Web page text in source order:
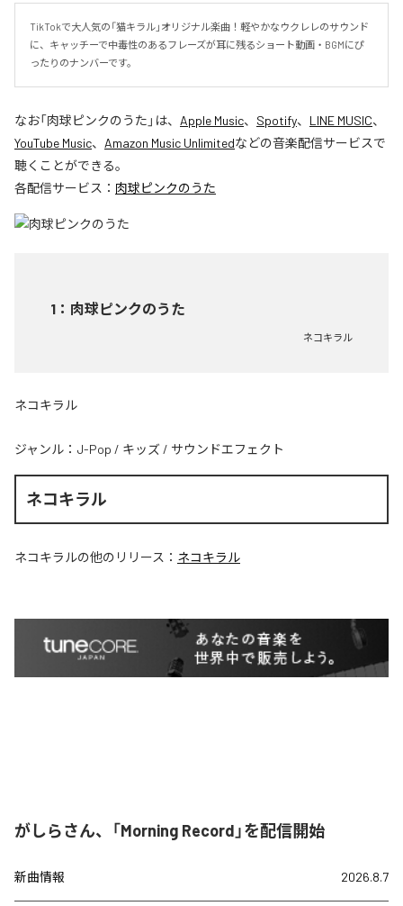
TikTokで大人気の「猫キラル」オリジナル楽曲！軽やかなウクレレのサウンド
に、キャッチーで中毒性のあるフレーズが耳に残るショート動画・BGMにぴ
ったりのナンバーです。
なお「肉球ピンクのうた 」は、 Apple Music、 Spotify、 LINE MUSIC、
YouTube Music、 Amazon Music Unlimitedなどの音楽配信サービスで
聴くことができる。
各配信サービス： 肉球ピンクのうた
1 ： 肉球ピンクのうた
ネコキラル
ネコキラル
ジャンル： J-Pop / キッズ / サウンドエフェクト
ネコキラル
ネコキラルの他のリリース： ネコキラル
がしらさん、「Morning Record」を配信開始
新曲情報 2026.8.7